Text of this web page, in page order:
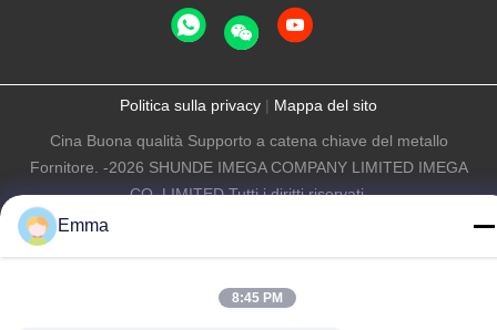
Politica sulla privacy | Mappa del sito
Cina Buona qualità Supporto a catena chiave del metallo
Fornitore. -2026 SHUNDE IMEGA COMPANY LIMITED IMEGA
CO.,LIMITED Tutti i diritti riservati.
Emma
8:45 PM